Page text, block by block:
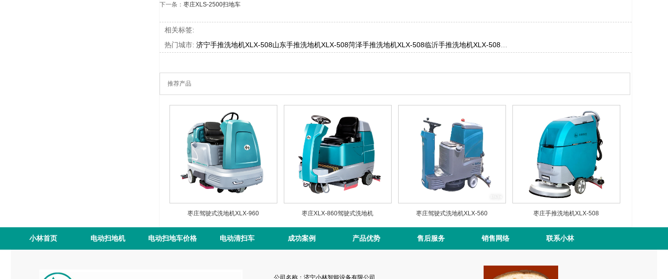
下一条： 枣庄XLS-2500扫地车
相关标签:
热门城市: 济宁手推洗地机XLX-508山东手推洗地机XLX-508菏泽手推洗地机XLX-508临沂手推洗地机XLX-508
推荐产品
枣庄驾驶式洗地机XLX-960 枣庄XLX-860驾驶式洗地机 枣庄驾驶式洗地机XLX-560 枣庄手推洗地机XLX-508
小林首页 电动扫地机 电动扫地车价格 电动清扫车 成功案例 产品优势 售后服务 销售网络 联系小林
公司名称：济宁小林智能设备有限公司